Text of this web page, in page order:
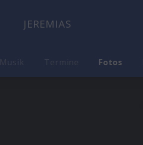
JEREMIAS
Musik Termine Fotos